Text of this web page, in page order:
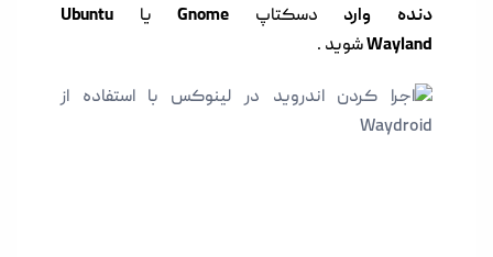
دنده وارد دسکتاپ Gnomeیا Ubuntu
Waylandشوید .